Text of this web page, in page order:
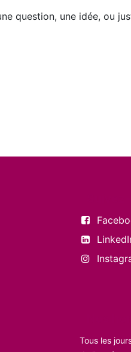
question, une idée, ou
Tous les